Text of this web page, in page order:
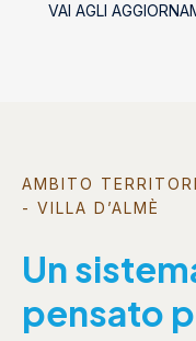
VAI AGLI
AMBITO
- VILLA D’ALMÈ
Un
pensato